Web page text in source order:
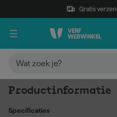
Gratis
Productinformatie
Specificaties